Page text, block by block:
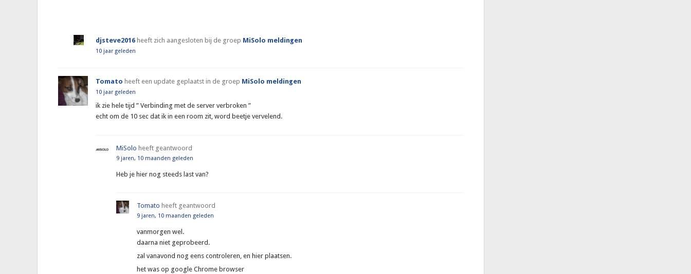
djsteve2016 heeft zich aangesloten bij de groep MiSolo meldingen
10 jaar geleden
Tomato heeft een update geplaatst in de groep MiSolo meldingen
10 jaar geleden
ik zie hele tijd ” Verbinding met de server verbroken ”
echt om de 10 sec dat ik in een room zit, word beetje vervelend.
MiSolo heeft geantwoord
9 jaren, 10 maanden geleden
Heb je hier nog steeds last van?
Tomato heeft geantwoord
9 jaren, 10 maanden geleden
vanmorgen wel.
daarna niet geprobeerd.
zal vanavond nog eens controleren, en hier plaatsen.
het was op google Chrome browser